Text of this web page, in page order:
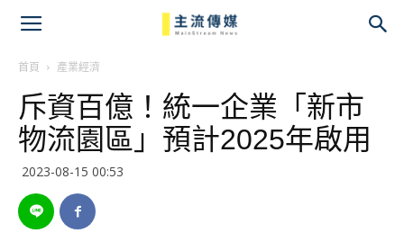
首頁 產業經濟
斥資百億！統一企業「新市
物流園區」預計2025年啟用
2023-08-15 00:53